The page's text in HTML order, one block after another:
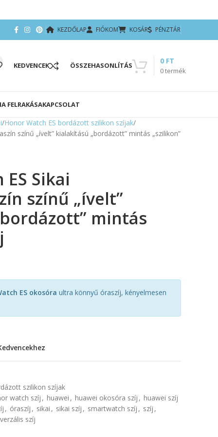
KEZDŐLAP FIÓKOM KOSÁR PÉNZTÁR
KEDVENCEK ÖSSZEHASONLÍTÁS
0termék
0 FT
FELRAKÁSAKAPCSOLAT
Honor Watch ES bordázott szilikon szíjak
színű „ívelt” kialakítású „bordázott” mintás „szilikon”
Sikai
színű „ívelt”
mintás
ES okosóra ultra könnyű óraszíj, kényelmesen
szilikon szíjak
watch szíj , huawei , huawei okosóra szíj , huawei szíj
, óraszíj , sikai , sikai szíj , smartwatch szíj , szíj ,
szíj